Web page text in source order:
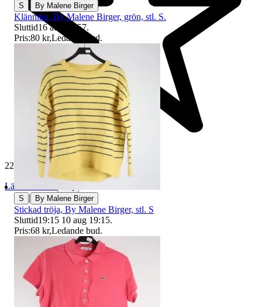
229 699 omdömen
Läs omdömen
S By Malene Birger
Klänning, By Malene Birger, grön, stl. S.
Sluttid16 aug 19:57.
Pris:80 kr,Ledande bud.
S | By Malene Birger
Stickad tröja, By Malene Birger, stl. S
Sluttid19:15 10 aug 19:15.
Pris:68 kr,Ledande bud.